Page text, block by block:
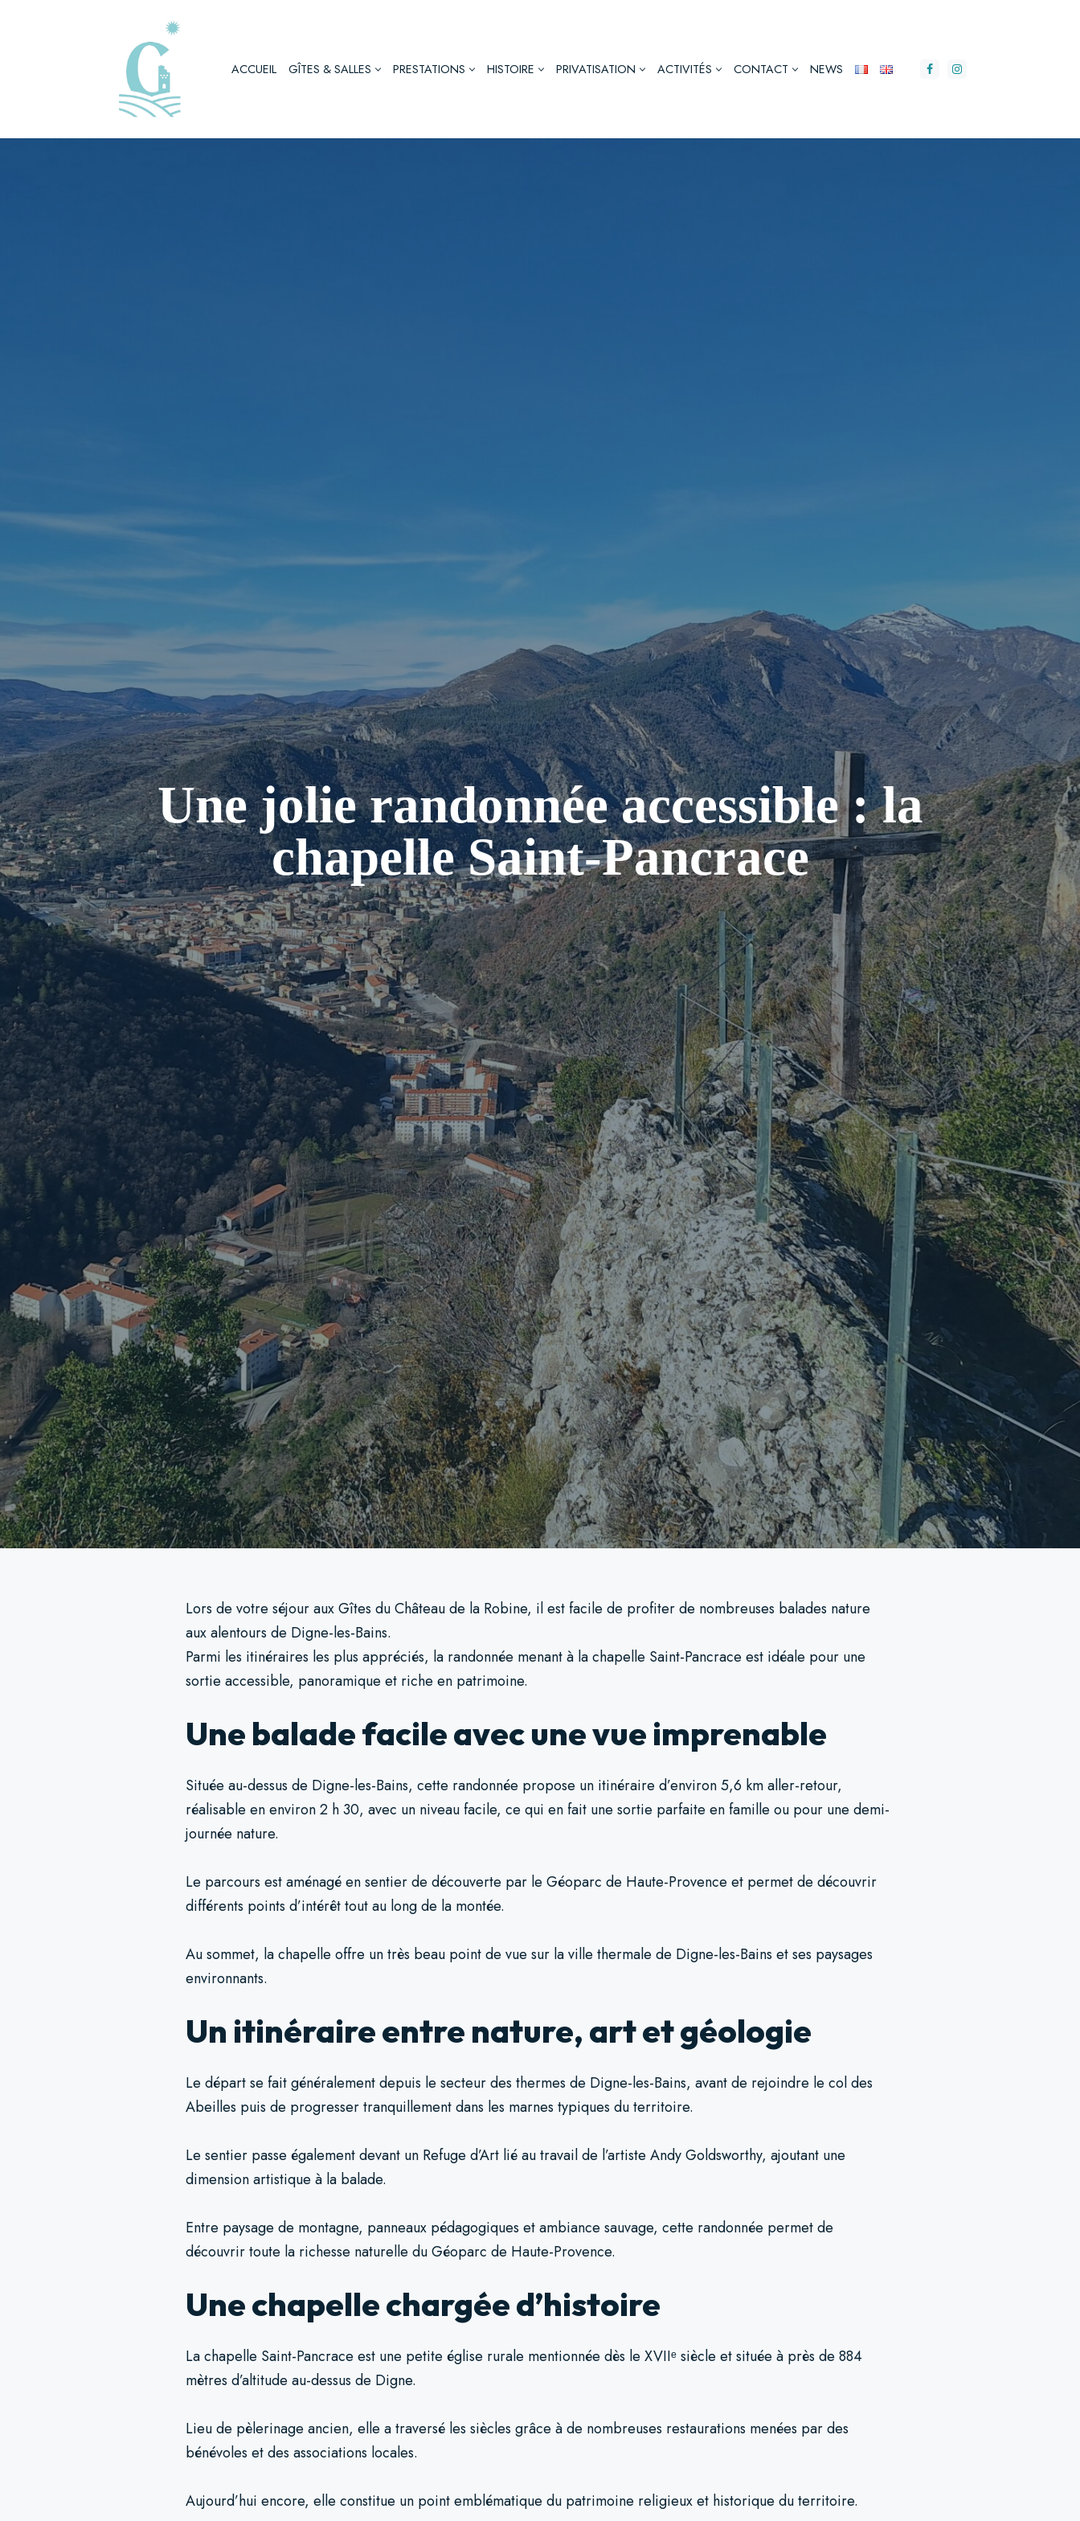
ACCUEIL GÎTES & SALLES PRESTATIONS HISTOIRE PRIVATISATION ACTIVITÉS CONTACT NEWS
Une jolie randonnée accessible : la
chapelle Saint-Pancrace
Lors de votre séjour aux Gîtes du Château de la Robine, il est facile de profiter de nombreuses balades nature
aux alentours de Digne-les-Bains.
Parmi les itinéraires les plus appréciés, la randonnée menant à la chapelle Saint-Pancrace est idéale pour une
sortie accessible, panoramique et riche en patrimoine.
Une balade facile avec une vue imprenable
Située au-dessus de Digne-les-Bains, cette randonnée propose un itinéraire d’environ 5,6 km aller-retour,
réalisable en environ 2 h 30, avec un niveau facile, ce qui en fait une sortie parfaite en famille ou pour une demi-
journée nature.
Le parcours est aménagé en sentier de découverte par le Géoparc de Haute-Provence et permet de découvrir
différents points d’intérêt tout au long de la montée.
Au sommet, la chapelle offre un très beau point de vue sur la ville thermale de Digne-les-Bains et ses paysages
environnants.
Un itinéraire entre nature, art et géologie
Le départ se fait généralement depuis le secteur des thermes de Digne-les-Bains, avant de rejoindre le col des
Abeilles puis de progresser tranquillement dans les marnes typiques du territoire.
Le sentier passe également devant un Refuge d’Art lié au travail de l’artiste Andy Goldsworthy, ajoutant une
dimension artistique à la balade.
Entre paysage de montagne, panneaux pédagogiques et ambiance sauvage, cette randonnée permet de
découvrir toute la richesse naturelle du Géoparc de Haute-Provence.
Une chapelle chargée d’histoire
La chapelle Saint-Pancrace est une petite église rurale mentionnée dès le XVIIᵉ siècle et située à près de 884
mètres d’altitude au-dessus de Digne.
Lieu de pèlerinage ancien, elle a traversé les siècles grâce à de nombreuses restaurations menées par des
bénévoles et des associations locales.
Aujourd’hui encore, elle constitue un point emblématique du patrimoine religieux et historique du territoire.